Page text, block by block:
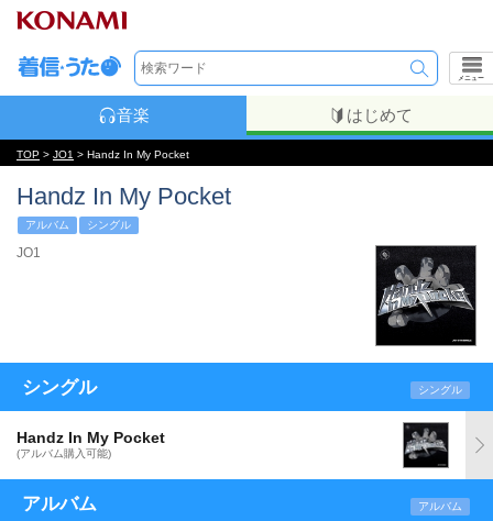
メニュー
音楽 はじめて
TOP > JO1 > Handz In My Pocket
Handz In My Pocket
アルバム シングル
JO1
シングル シングル
Handz In My Pocket
(アルバム購入可能)
アルバム アルバム